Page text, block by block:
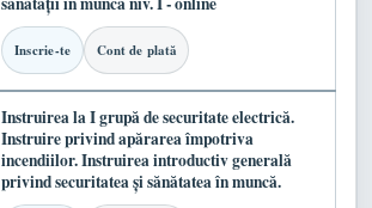
Inscrie-te Cont de plată
Instruirea la I grupă de securitate electrică.
Instruire privind apărarea împotriva
incendiilor. Instruirea introductiv generală
privind securitatea și sănătatea în muncă.